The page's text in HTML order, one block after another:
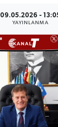
09.05.2026 -
YAYINLANMA